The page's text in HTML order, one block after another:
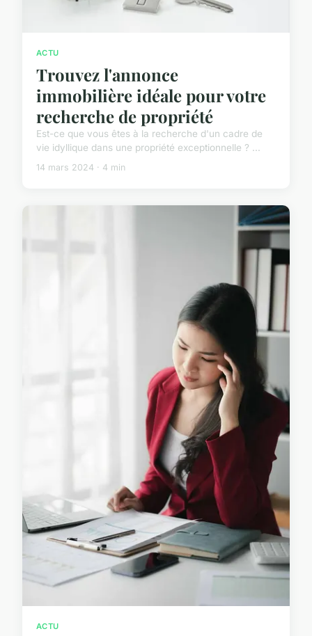
ACTU
Trouvez l'annonce
immobilière idéale pour votre
recherche de propriété
Est-ce que vous êtes à la recherche d'un cadre de
vie idyllique dans une propriété exceptionnelle ? ...
14 mars 2024 · 4 min
ACTU